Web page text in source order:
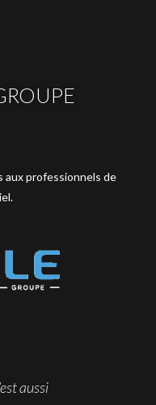
aux professionnels de
aussi